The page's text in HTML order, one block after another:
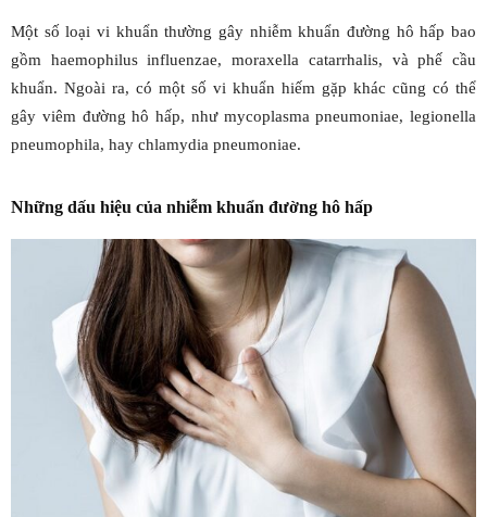
Một số loại vi khuẩn thường gây nhiễm khuẩn đường hô hấp bao
gồm haemophilus influenzae, moraxella catarrhalis, và phế cầu
khuẩn. Ngoài ra, có một số vi khuẩn hiếm gặp khác cũng có thể
gây viêm đường hô hấp, như mycoplasma pneumoniae, legionella
pneumophila, hay chlamydia pneumoniae.
Những dấu hiệu của nhiễm khuẩn đường hô hấp